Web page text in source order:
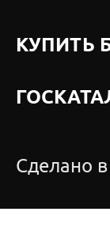
КУПИТЬ
Сделано в